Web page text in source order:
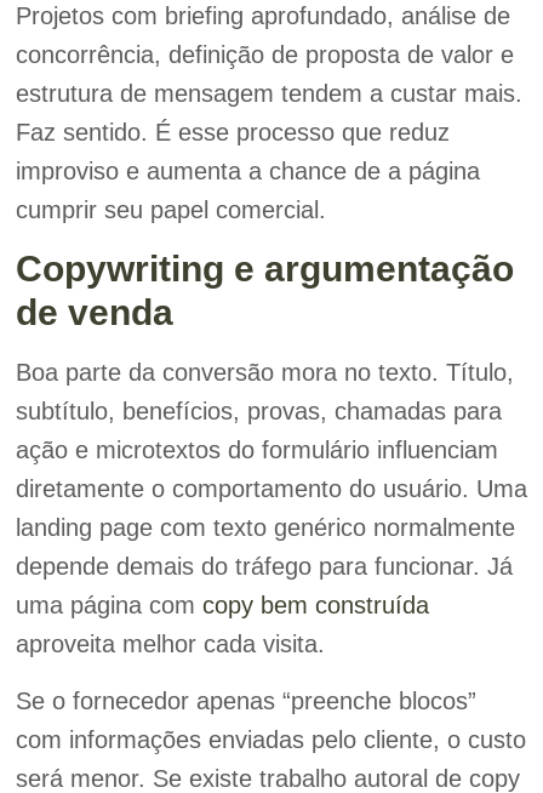
Projetos com briefing aprofundado, análise de
concorrência, definição de proposta de valor e
estrutura de mensagem tendem a custar mais.
Faz sentido. É esse processo que reduz
improviso e aumenta a chance de a página
cumprir seu papel comercial.
Copywriting e argumentação
de venda
Boa parte da conversão mora no texto. Título,
subtítulo, benefícios, provas, chamadas para
ação e microtextos do formulário influenciam
diretamente o comportamento do usuário. Uma
landing page com texto genérico normalmente
depende demais do tráfego para funcionar. Já
uma página com copy bem construída
aproveita melhor cada visita.
Se o fornecedor apenas “preenche blocos”
com informações enviadas pelo cliente, o custo
será menor. Se existe trabalho autoral de copy